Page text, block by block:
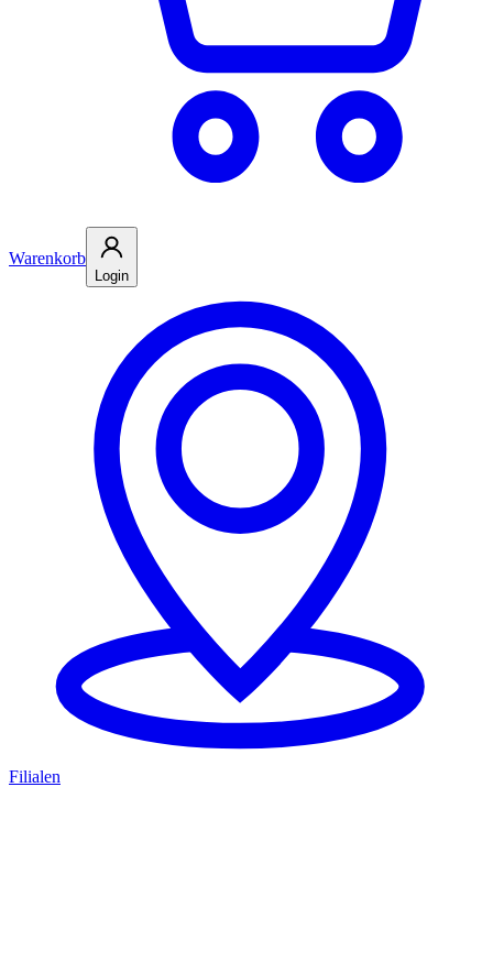
Warenkorb
Login
Filialen